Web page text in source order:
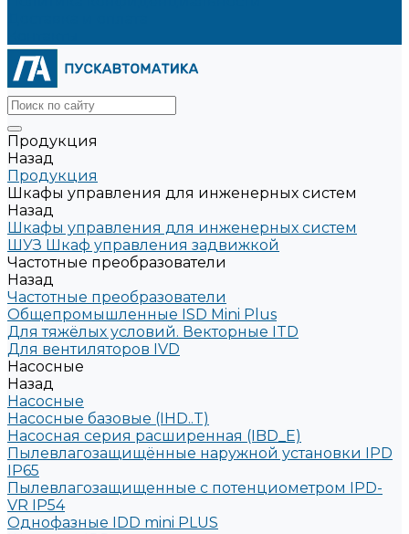
Продукция
Назад
Продукция
Шкафы управления для инженерных систем
Назад
Шкафы управления для инженерных систем
ШУЗ Шкаф управления задвижкой
Частотные преобразователи
Назад
Частотные преобразователи
Общепромышленные ISD Mini Plus
Для тяжёлых условий. Векторные ITD
Для вентиляторов IVD
Насосные
Назад
Насосные
Насосные базовые (IHD..T)
Насосная серия расширенная (IBD_E)
Пылевлагозащищённые наружной установки IPD
IP65
Пылевлагозащищенные с потенциометром IPD-
VR IP54
Однофазные IDD mini PLUS